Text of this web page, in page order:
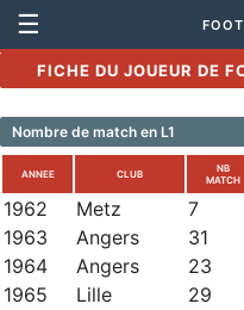
☰
FICHE DU JOUEUR DE
Nombre de match en L1
ANNEE CLUB
NB
MATCH
1962 Metz 7
1963
Angers 31
1964
Angers 23
1965
Lille 29